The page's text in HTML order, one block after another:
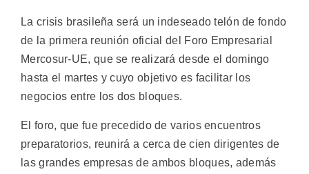
La crisis brasileña será un indeseado telón de fondo
de la primera reunión oficial del Foro Empresarial
Mercosur-UE, que se realizará desde el domingo
hasta el martes y cuyo objetivo es facilitar los
negocios entre los dos bloques.
El foro, que fue precedido de varios encuentros
preparatorios, reunirá a cerca de cien dirigentes de
las grandes empresas de ambos bloques, además